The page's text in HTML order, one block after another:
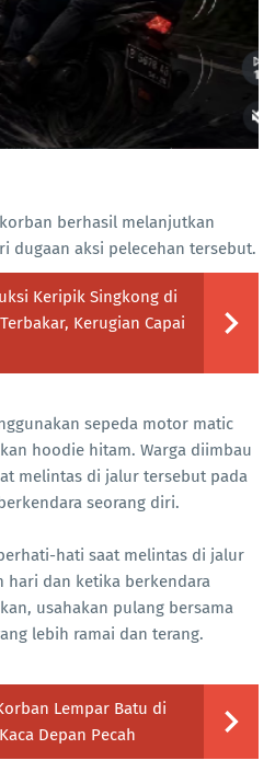
berhasil melanjutkan
dugaan aksi pelecehan tersebut.
Keripik Singkong di
Kerugian Capai
sepeda motor matic
hoodie hitam. Warga diimbau
melintas di jalur tersebut pada
seorang diri.
hati saat melintas di jalur
hari dan ketika berkendara
usahakan pulang bersama
lebih ramai dan terang.
Lempar Batu di
Depan Pecah